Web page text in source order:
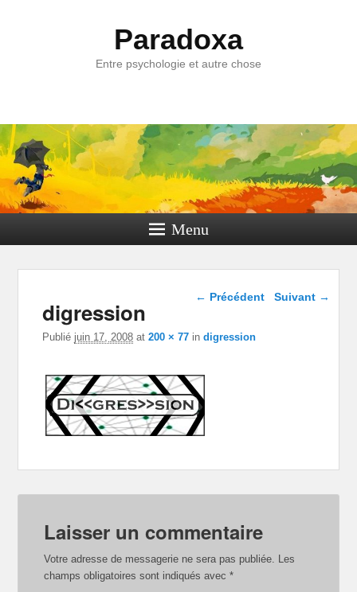
Paradoxa
Entre psychologie et autre chose
Menu
Navigation dans les
← Précédent Suivant →
digression
Publié juin 17, 2008 at200 × 77 indigression
Laisser un commentaire
Votre adresse de messagerie ne sera pas publiée. Les
champs obligatoires sont indiqués avec*